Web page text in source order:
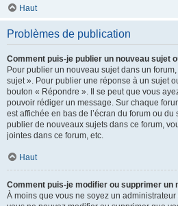
Haut
Problèmes de publication
Comment puis-je publier un nouveau sujet
Pour publier un nouveau sujet dans un
sujet ». Pour publier une réponse à un sujet
bouton « Répondre ». Il se peut que vous
pouvoir rédiger un message. Sur chaque
est affichée en bas de l’écran du forum ou
publier de nouveaux sujets dans ce forum,
jointes dans ce forum, etc.
Haut
Comment puis-je modifier ou supprimer un
À moins que vous ne soyez un